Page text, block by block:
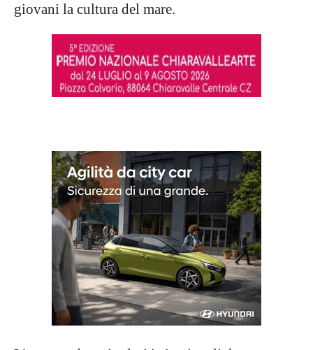
giovani la cultura del mare.